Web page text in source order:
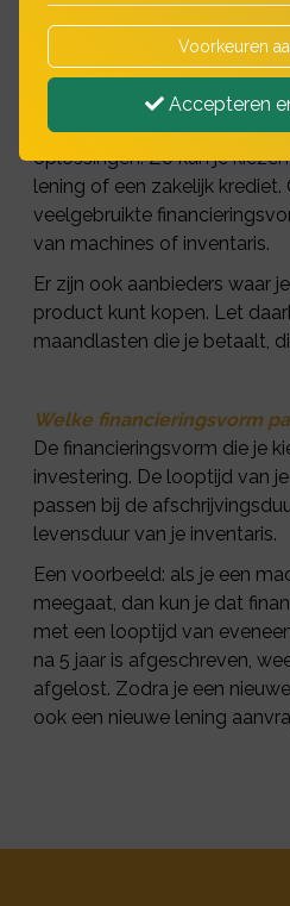
Hoe financieren?
Hiervoor bieden
oplossingen. Zo kun je
lening of een zakelijk krediet.
veelgebruikte
van machines of inventaris.
Er zijn ook aanbieders waar
product kunt kopen. Let
maandlasten die je betaalt,
Welke financieringsvorm
De financieringsvorm die je
investering. De looptijd van
passen bij de
levensduur van je inventaris.
Een voorbeeld: als je een
meegaat, dan kun je dat
met een looptijd van
na 5 jaar is afgeschreven,
afgelost. Zodra je een
ook een nieuwe lening
Voorkeuren
Accepteren